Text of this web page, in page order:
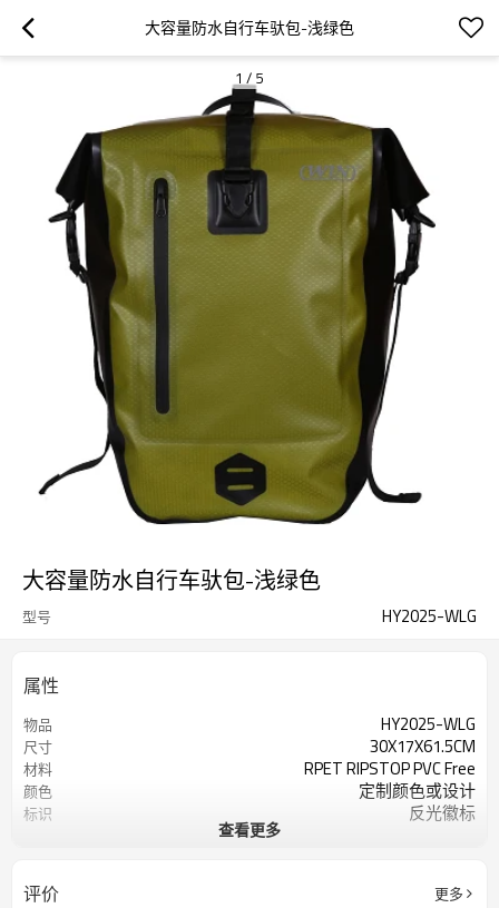
大容量防水自行车驮包-浅绿色
1 / 5
大容量防水自行车驮包-浅绿色
型号 HY2025-WLG
属性
物品 HY2025-WLG
尺寸 30X17X61.5CM
材料 RPET RIPSTOP PVC Free
颜色 定制颜色或设计
标识 反光徽标
查看更多
评价 更多